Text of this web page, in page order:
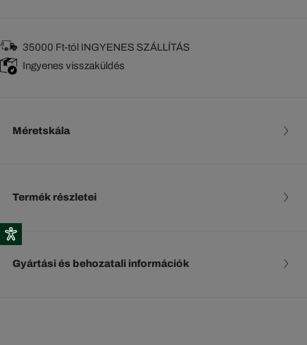
35000 Ft-tól INGYENES SZÁLLÍTÁS
Ingyenes visszaküldés
Méretskála
Termék részletei
Gyártási és behozatali információk